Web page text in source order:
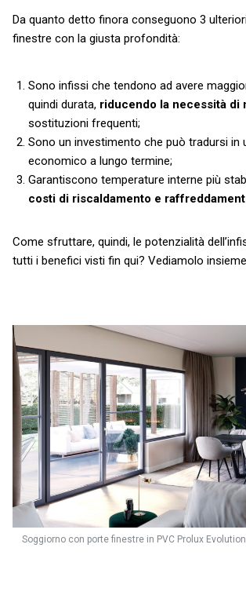
Da quanto detto finora conseguono 3
finestre con la giusta profondità:
Sono infissi che tendono ad avere
quindi durata, riducendo la necessità di
sostituzioni frequenti;
Sono un investimento che può tradursi in
economico a lungo termine;
Garantiscono temperature interne più
costi di riscaldamento e
Come sfruttare, quindi, le potenzialità
tutti i benefici visti fin qui? Vediamolo
Soggiorno con porte finestre in PVC Prolux